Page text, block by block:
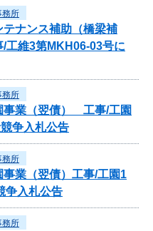
務所
ナンス補助（橋梁補
工維3第MKH06-03号に
務所
事業（翌債） 工事/工園
争入札公告
務所
業（翌債）工事/工園1
争入札公告
務所